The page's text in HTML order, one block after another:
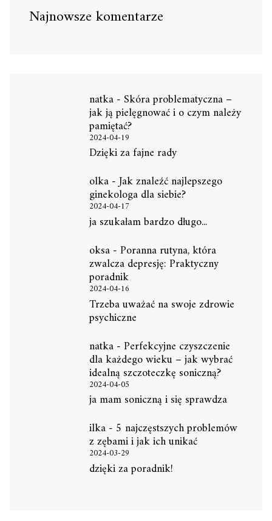
Najnowsze komentarze
natka-Skóra problematyczna –
jak ją pielęgnować i o czym należy
pamiętać?
2024-04-19
Dzięki za fajne rady
olka-Jak znaleźć najlepszego
ginekologa dla siebie?
2024-04-17
ja szukałam bardzo długo...
oksa-Poranna rutyna, która
zwalcza depresję: Praktyczny
poradnik
2024-04-16
Trzeba uważać na swoje zdrowie
psychiczne
natka-Perfekcyjne czyszczenie
dla każdego wieku – jak wybrać
idealną szczoteczkę soniczną?
2024-04-05
ja mam soniczną i się sprawdza
ilka- 5 najczęstszych problemów
z zębami i jak ich unikać
2024-03-29
dzięki za poradnik!